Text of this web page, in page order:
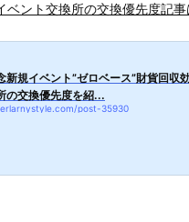
ベント交換所の交換優先度記事
新規イベント”ゼロベース”財貨回収
の交換優先度を紹...
post-35930